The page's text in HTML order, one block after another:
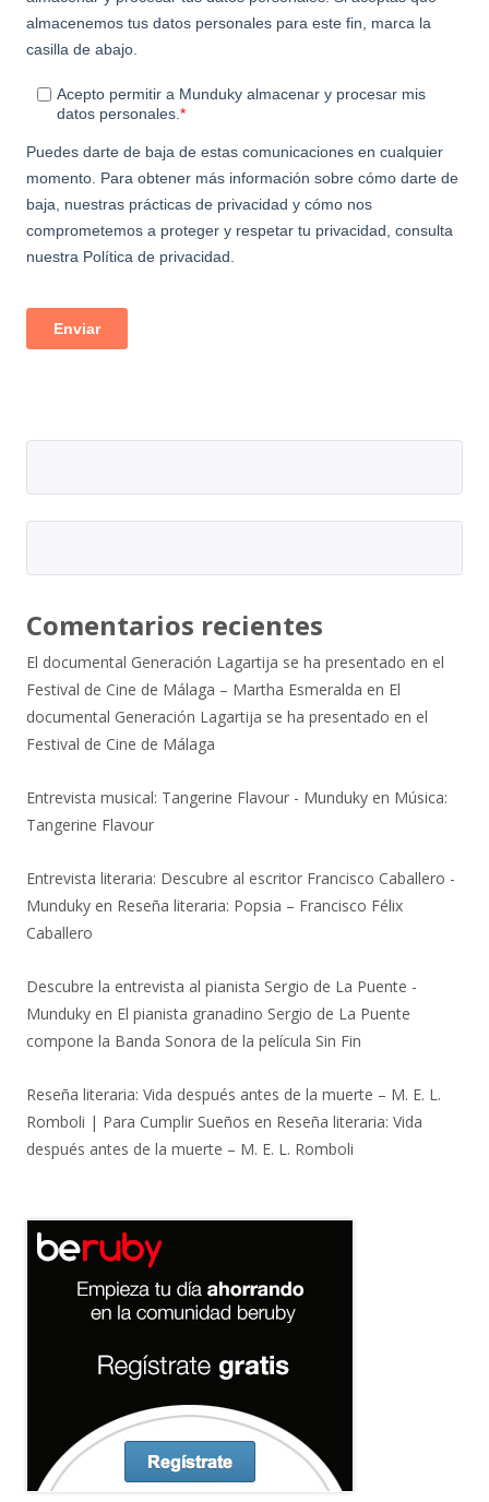
Comentarios recientes
El documental Generación Lagartija se ha presentado en el
Festival de Cine de Málaga – Martha Esmeralda en El
documental Generación Lagartija se ha presentado en el
Festival de Cine de Málaga
Entrevista musical: Tangerine Flavour - Munduky en Música:
Tangerine Flavour
Entrevista literaria: Descubre al escritor Francisco Caballero -
Munduky en Reseña literaria: Popsia – Francisco Félix
Caballero
Descubre la entrevista al pianista Sergio de La Puente -
Munduky en El pianista granadino Sergio de La Puente
compone la Banda Sonora de la película Sin Fin
Reseña literaria: Vida después antes de la muerte – M. E. L.
Romboli | Para Cumplir Sueños en Reseña literaria: Vida
después antes de la muerte – M. E. L. Romboli